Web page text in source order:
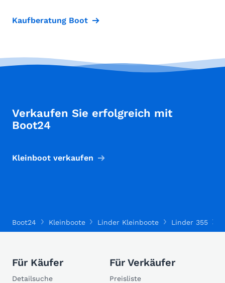
Kaufberatung Boot
Verkaufen Sie erfolgreich mit
Boot24
Kleinboot verkaufen
Boot24 Kleinboote Linder Kleinboote Linder 355
Für Käufer
Detailsuche
Für Verkäufer
Preisliste